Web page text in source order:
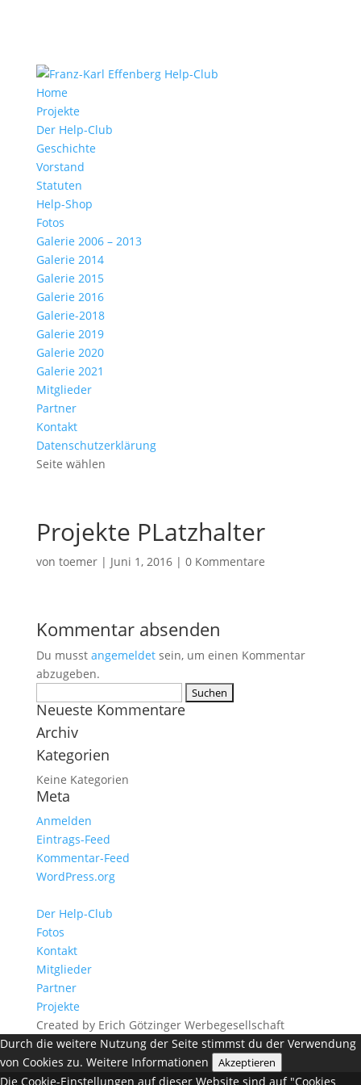
Home
Projekte
Der Help-Club
Geschichte
Vorstand
Statuten
Help-Shop
Fotos
Galerie 2006 – 2013
Galerie 2014
Galerie 2015
Galerie 2016
Galerie-2018
Galerie 2019
Galerie 2020
Galerie 2021
Mitglieder
Partner
Kontakt
Datenschutzerklärung
Seite wählen
Projekte PLatzhalter
von toemer| Juni 1, 2016| 0 Kommentare
Kommentar absenden
Du musst angemeldetsein, um einen Kommentar
abzugeben.
nach:
Neueste Kommentare
Archiv
Kategorien
Keine Kategorien
Meta
Anmelden
Eintrags-Feed
Kommentar-Feed
WordPress.org
Der Help-Club
Fotos
Kontakt
Mitglieder
Partner
Projekte
Created by Erich Götzinger Werbegesellschaft
Durch die weitere Nutzung der Seite stimmst du der Verwendung
von Cookies zu. Weitere Informationen Akzeptieren
Die Cookie-Einstellungen auf dieser Website sind auf "Cookies